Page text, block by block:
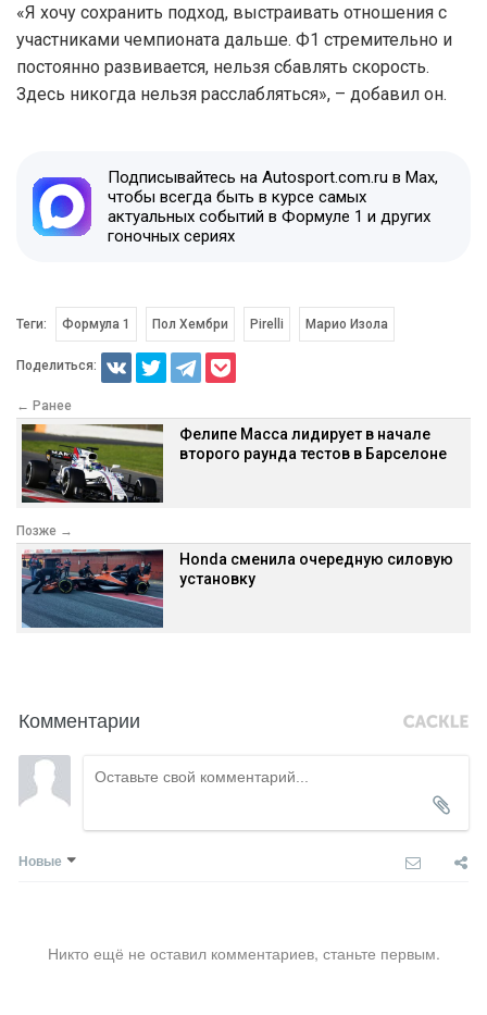
«Я хочу сохранить подход, выстраивать отношения с
участниками чемпионата дальше. Ф1 стремительно и
постоянно развивается, нельзя сбавлять скорость.
Здесь никогда нельзя расслабляться», – добавил он.
Подписывайтесь на Autosport.com.ru в Max,
чтобы всегда быть в курсе самых
актуальных событий в Формуле 1 и других
гоночных сериях
Теги: Формула 1 Пол Хембри Pirelli Марио Изола
Поделиться:
← Ранее
Фелипе Масса лидирует в начале
второго раунда тестов в Барселоне
Позже →
Honda сменила очередную силовую
установку
Комментарии
Новые
Никто ещё не оставил комментариев, станьте первым.